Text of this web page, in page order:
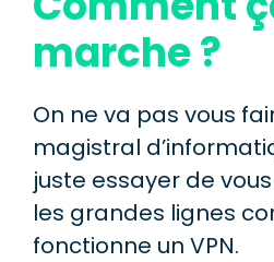
marche ?
On ne va pas vous
magistral
juste essayer de
les grandes lignes
fonctionne un VPN.